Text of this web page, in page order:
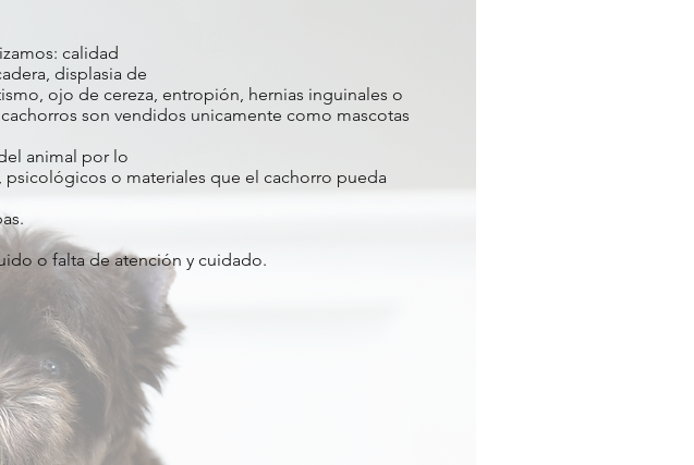
calidad
displasia de
ojo de cereza, entropión, hernias inguinales o
son vendidos unicamente como mascotas
animal por lo
o materiales que el cachorro pueda
o falta de atención y cuidado.